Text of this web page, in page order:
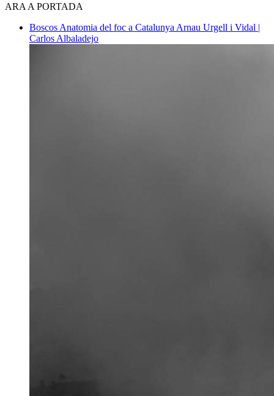
ARA A PORTADA
Boscos Anatomia del foc a Catalunya Arnau Urgell i Vidal |
Carlos Albaladejo